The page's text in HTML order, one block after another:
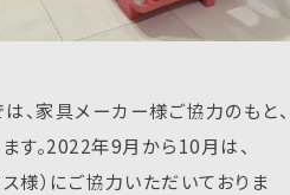
、家具メーカー様ご協力のもと、
す。2022年9月から10月は、
様）にご協力いただいておりま